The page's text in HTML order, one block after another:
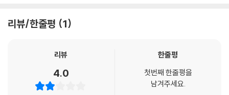
지되도록 디스크 센터 홀 구경이 작게 제작되는 경우가 있습니다. 턴테이
블 스핀들에 맞지 않는 경우에는 전용 제품 등을 이용하여 센터 홀을 조정
3) 디스크에 미세한 잔 흠집이 남아있거나 인쇄 면이 깨끗하지 않은 경우
가 있으며, 이는 상품의 불량이 아닙니다. 단, 재생에 이상이 있는 경우에는
불량으로 인한 반품/교환이 가능합니다
리뷰/한줄평 1
리뷰
4.0
한줄평
첫번째 한줄평을
남겨주세요.